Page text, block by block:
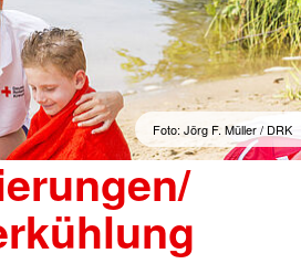
Foto: Jörg F. Müller / DRK